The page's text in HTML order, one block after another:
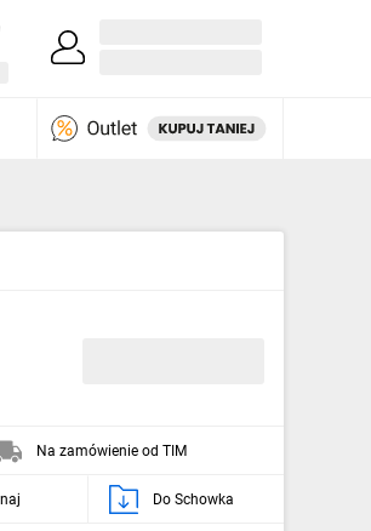
Na zamówienie od TIM
Do Schowka